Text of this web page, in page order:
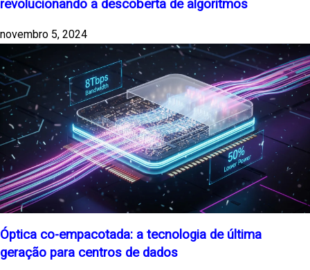
revolucionando a descoberta de algoritmos
novembro 5, 2024
Óptica co-empacotada: a tecnologia de última
geração para centros de dados